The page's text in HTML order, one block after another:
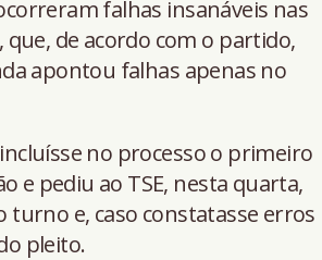
falhas insanáveis nas
de acordo com o partido,
apontou falhas apenas no
no processo o primeiro
e pediu ao TSE, nesta quarta,
turno e, caso constatasse erros
pleito.